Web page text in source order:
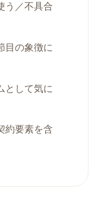
う／不具合
目の象徴に
として気に
約要素を含